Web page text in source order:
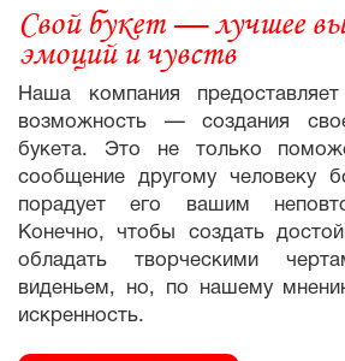
Свой букет — лучшее
эмоций и чувств
Наша компания
возможность — создания
букета. Это не только
сообщение другому человеку
порадует его вашим
Конечно, чтобы создать
обладать творческими
виденьем, но, по нашему
искренность.